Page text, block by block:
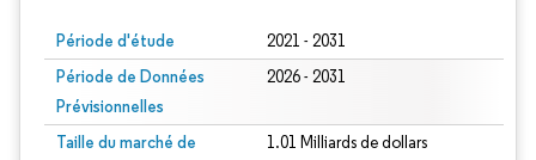
Période d'étude 2021 - 2031
Période de Données
Prévisionnelles
2026 - 2031
Taille du marché de
1.01 Milliards de dollars